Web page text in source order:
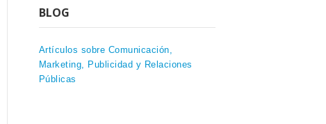
BLOG
Artículos sobre Comunicación,
Marketing, Publicidad y Relaciones
Públicas